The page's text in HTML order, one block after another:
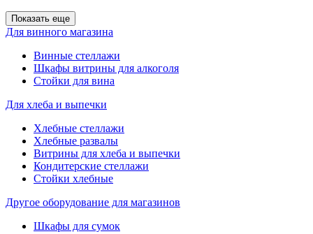
Показать еще
Для винного магазина
Винные стеллажи
Шкафы витрины для алкоголя
Стойки для вина
Для хлеба и выпечки
Хлебные стеллажи
Хлебные развалы
Витрины для хлеба и выпечки
Кондитерские стеллажи
Стойки хлебные
Другое оборудование для магазинов
Шкафы для сумок